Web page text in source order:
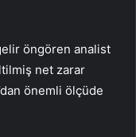
öngören analist
net zarar
önemli ölçüde